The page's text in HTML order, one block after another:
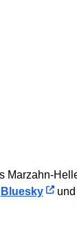
Marzahn-
Bluesky und